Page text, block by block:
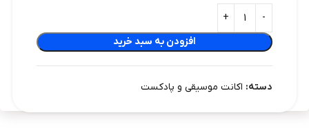
افزودن به سبد خرید
دسته: اکانت موسیقی و پادکست